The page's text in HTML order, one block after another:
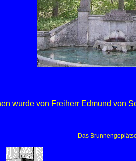
wurde von Freiherr Edmund von
Das